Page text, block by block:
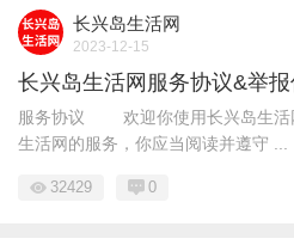
长兴岛生活网
2023-12-15
长兴岛生活网服务协议&举
服务协议 欢迎你使用长兴岛生
生活网的服务，你应当阅读并遵守 ...
32429 0